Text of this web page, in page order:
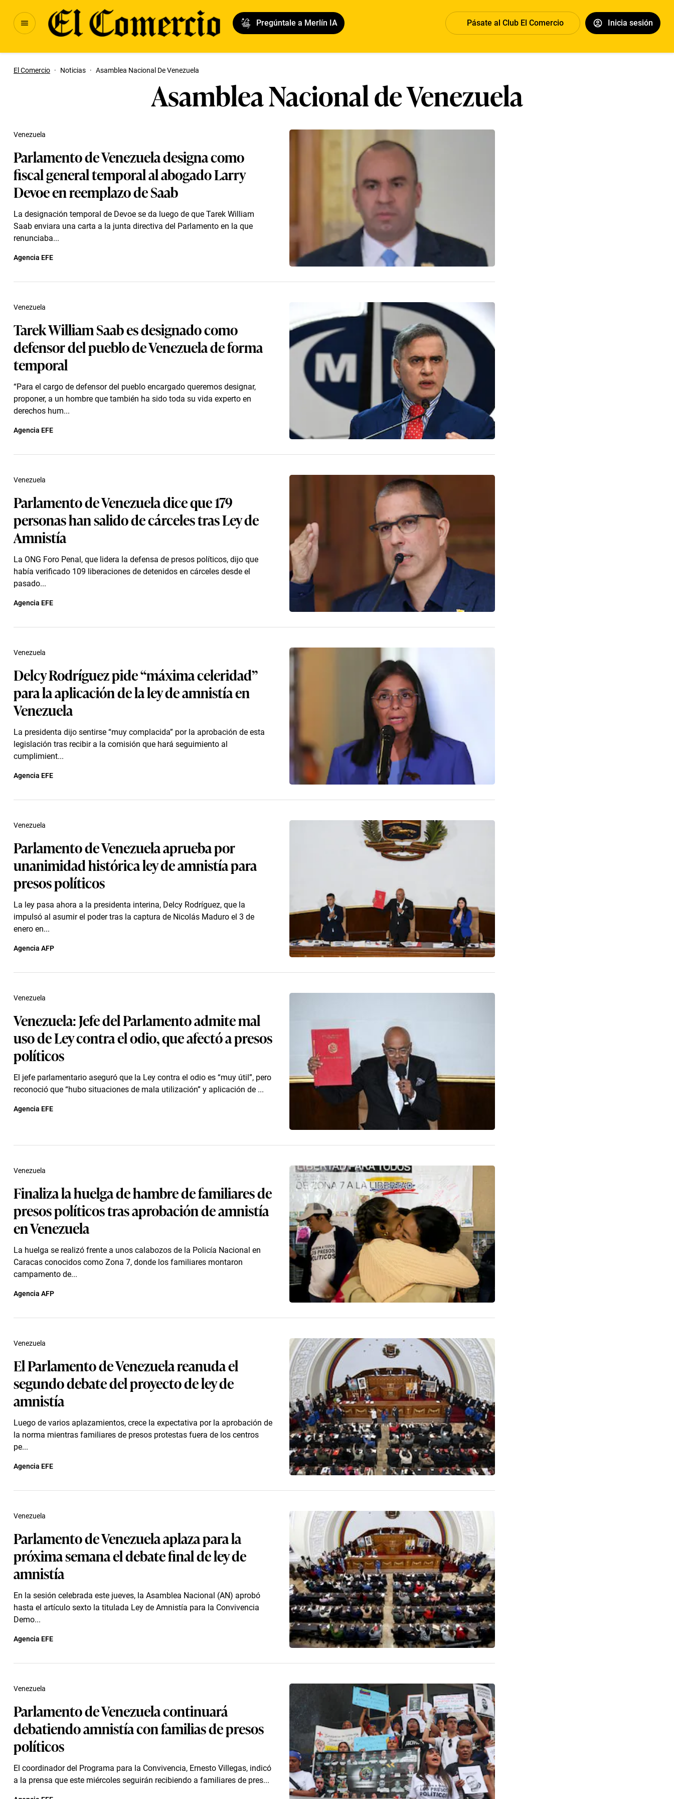
Pregúntale a Merlín IA Pásate al Club El Comercio Inicia sesión
El Comercio · Noticias · Asamblea Nacional De Venezuela
Asamblea Nacional de Venezuela
Parlamento de Venezuela designa como
fiscal general temporal al abogado Larry
Devoe en reemplazo de Saab
La designación temporal de Devoe se da luego de que Tarek William
Saab enviara una carta a la junta directiva del Parlamento en la que
renunciaba...
Venezuela
Agencia EFE
Tarek William Saab es designado como
defensor del pueblo de Venezuela de forma
temporal
“Para el cargo de defensor del pueblo encargado queremos designar,
proponer, a un hombre que también ha sido toda su vida experto en
derechos hum...
Venezuela
Agencia EFE
Parlamento de Venezuela dice que 179
personas han salido de cárceles tras Ley de
Amnistía
La ONG Foro Penal, que lidera la defensa de presos políticos, dijo que
había verificado 109 liberaciones de detenidos en cárceles desde el
pasado...
Venezuela
Agencia EFE
Delcy Rodríguez pide “máxima celeridad”
para la aplicación de la ley de amnistía en
Venezuela
La presidenta dijo sentirse “muy complacida” por la aprobación de esta
legislación tras recibir a la comisión que hará seguimiento al
cumplimient...
Venezuela
Agencia EFE
Parlamento de Venezuela aprueba por
unanimidad histórica ley de amnistía para
presos políticos
La ley pasa ahora a la presidenta interina, Delcy Rodríguez, que la
impulsó al asumir el poder tras la captura de Nicolás Maduro el 3 de
enero en...
Venezuela
Agencia AFP
Venezuela: Jefe del Parlamento admite mal
uso de Ley contra el odio, que afectó a presos
políticos
El jefe parlamentario aseguró que la Ley contra el odio es “muy útil”, pero
reconoció que “hubo situaciones de mala utilización” y aplicación de ...
Venezuela
Agencia EFE
Finaliza la huelga de hambre de familiares de
presos políticos tras aprobación de amnistía
en Venezuela
La huelga se realizó frente a unos calabozos de la Policía Nacional en
Caracas conocidos como Zona 7, donde los familiares montaron
campamento de...
Venezuela
Agencia AFP
El Parlamento de Venezuela reanuda el
segundo debate del proyecto de ley de
amnistía
Luego de varios aplazamientos, crece la expectativa por la aprobación de
la norma mientras familiares de presos protestas fuera de los centros
pe...
Venezuela
Agencia EFE
Parlamento de Venezuela aplaza para la
próxima semana el debate final de ley de
amnistía
En la sesión celebrada este jueves, la Asamblea Nacional (AN) aprobó
hasta el artículo sexto la titulada Ley de Amnistía para la Convivencia
Demo...
Venezuela
Agencia EFE
Parlamento de Venezuela continuará
debatiendo amnistía con familias de presos
políticos
El coordinador del Programa para la Convivencia, Ernesto Villegas, indicó
a la prensa que este miércoles seguirán recibiendo a familiares de pres...
Venezuela